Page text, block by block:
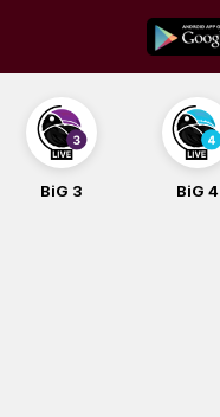
content
BiG 3 BiG 4